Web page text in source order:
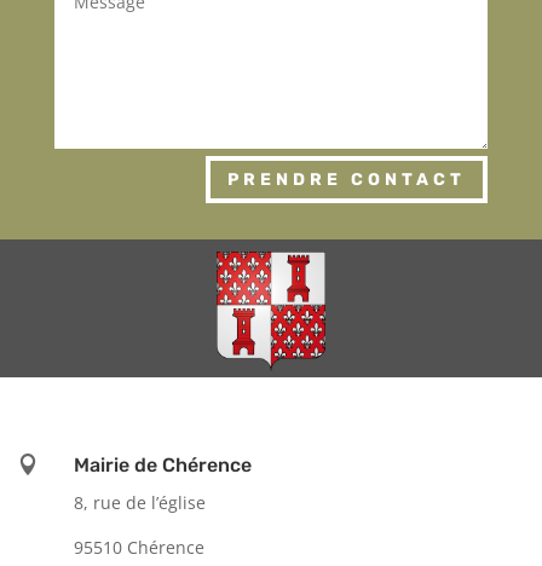
PRENDRE CONTACT

Mairie de Chérence
8, rue de l’église
95510 Chérence